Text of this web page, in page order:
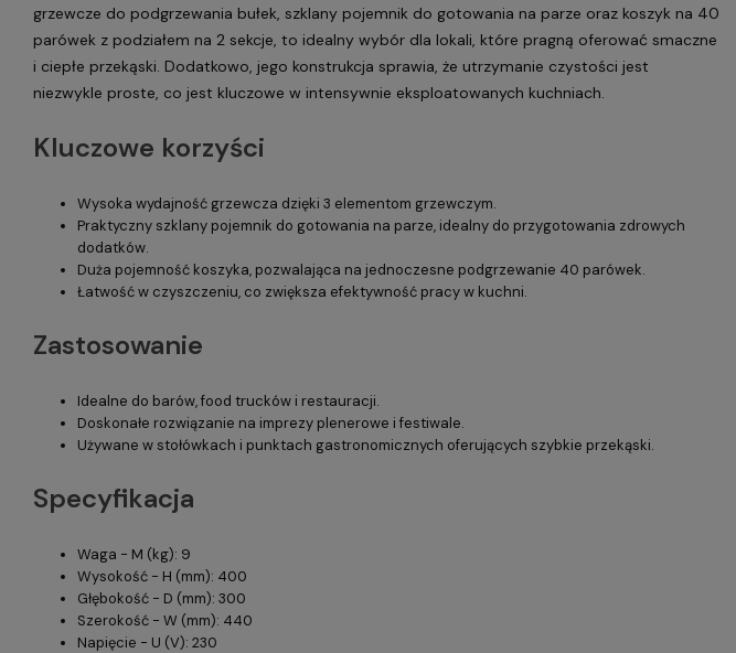
grzewcze do podgrzewania bułek, szklany pojemnik do gotowania na parze oraz koszyk na 40
parówek z podziałem na 2 sekcje, to idealny wybór dla lokali, które pragną oferować smaczne
i ciepłe przekąski. Dodatkowo, jego konstrukcja sprawia, że utrzymanie czystości jest
niezwykle proste, co jest kluczowe w intensywnie eksploatowanych kuchniach.
Kluczowe korzyści
Wysoka wydajność grzewcza dzięki 3 elementom grzewczym.
Praktyczny szklany pojemnik do gotowania na parze, idealny do przygotowania zdrowych
dodatków.
Duża pojemność koszyka, pozwalająca na jednoczesne podgrzewanie 40 parówek.
Łatwość w czyszczeniu, co zwiększa efektywność pracy w kuchni.
Zastosowanie
Idealne do barów, food trucków i restauracji.
Doskonałe rozwiązanie na imprezy plenerowe i festiwale.
Używane w stołówkach i punktach gastronomicznych oferujących szybkie przekąski.
Specyfikacja
Waga - M (kg): 9
Wysokość - H (mm): 400
Głębokość - D (mm): 300
Szerokość - W (mm): 440
Napięcie - U (V): 230